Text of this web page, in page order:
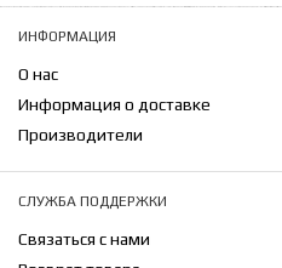
ИНФОРМАЦИЯ
О нас
Информация о доставке
Производители
СЛУЖБА ПОДДЕРЖКИ
Связаться с нами